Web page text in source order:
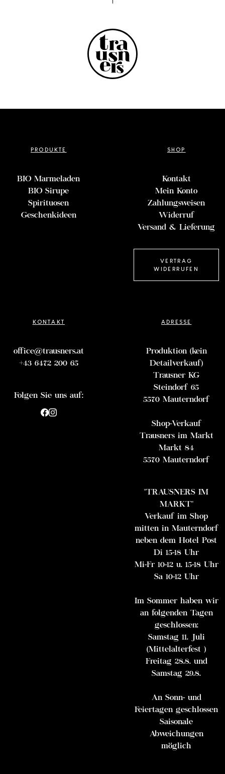
PRODUKTE
BIO Marmeladen
BIO Sirupe
Spirituosen
Geschenkideen
SHOP
Kontakt
Mein Konto
Zahlungsweisen
Widerruf
Versand & Lieferung
VERTRAG
WIDERRUFEN
KONTAKT
office@trausners.at
+43 6472 200 65
Folgen Sie uns auf:
ADRESSE
Produktion (kein
Detailverkauf)
Trausner KG
Steindorf 65
5570 Mauterndorf
Shop-Verkauf
Trausners im Markt
Markt 84
5570 Mauterndorf
"TRAUSNERS IM
MARKT"
Verkauf im Shop
mitten in Mauterndorf
neben dem Hotel Post
Di 15-18 Uhr
Mi-Fr 10-12 u. 15-18 Uhr
Sa 10-12 Uhr
Im Sommer haben wir
an folgenden Tagen
geschlossen:
Samstag 11. Juli
(Mittelalterfest )
Freitag 28.8. und
Samstag 29.8.
An Sonn- und
Feiertagen geschlossen
Saisonale
Abweichungen
möglich